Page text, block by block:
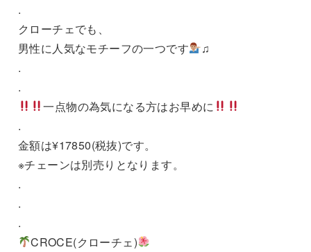
.
クローチェでも、
男性に人気なモチーフの一つです
♫
.
.
一点物の為気になる方はお早めに
.
金額は¥17850(税抜)です。
※チェーンは別売りとなります。
.
.
.
CROCE(クローチェ)